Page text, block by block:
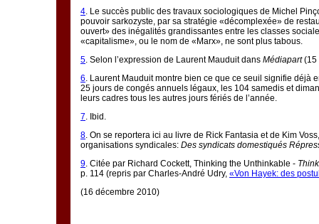
4. Le succès public des travaux sociologiques de Michel
pouvoir sarkozyste, par sa stratégie «décomplexée» de
ouvert» des inégalités grandissantes entre les classes
«capitalisme», ou le nom de «Marx», ne sont plus tabous.
5. Selon l’expression de Laurent Mauduit dans Médiapart(15
6. Laurent Mauduit montre bien ce que ce seuil signifie déjà
25 jours de congés annuels légaux, les 104 samedis et
leurs cadres tous les autres jours fériés de l’année.
7. Ibid.
8. On se reportera ici au livre de Rick Fantasia et de Kim
organisations syndicales: Des syndicats domestiqués
9. Citée par Richard Cockett, Thinking the Unthinkable -
p. 114 (repris par Charles-André Udry, «Von Hayek: des
(16 décembre 2010)